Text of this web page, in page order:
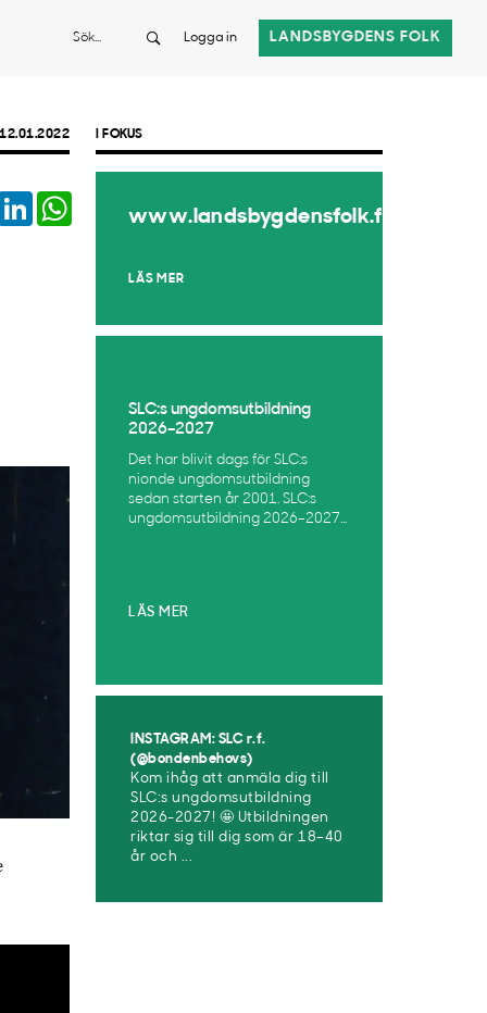
Sök Logga in LANDSBYGDENS FOLK
12.01.2022
LinkedIn
I FOKUS
www.landsbygdensfolk.fi
LÄS MER
SLC:s ungdomsutbildning
2026–2027
Det har blivit dags för SLC:s
nionde ungdomsutbildning
sedan starten år 2001. SLC:s
ungdomsutbildning 2026–2027...
LÄS MER
INSTAGRAM: SLC r.f.
(@bondenbehovs)
Kom ihåg att anmäla dig till
SLC:s ungdomsutbildning
2026-2027! 🤩 Utbildningen
riktar sig till dig som är 18–40
år och ...